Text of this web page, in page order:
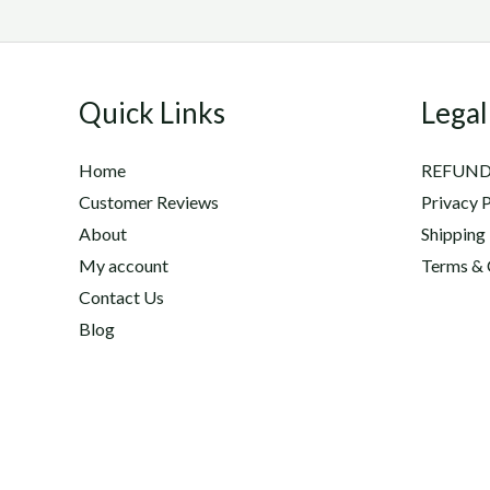
Quick Links
Home
Customer Reviews
About
My account
Contact Us
Blog
Legal
Privacy
Shipping
Terms &